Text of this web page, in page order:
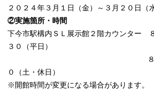
２０２４年３月１日（金）～３月２０日（
②実施箇所・時間
下今市駅構内ＳＬ展示館２階カウンター
３０（平日）
８：４５～１
０（土・休日）
※開館時間が変更になる場合があります。